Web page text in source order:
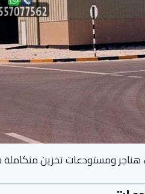
هناجر ومستودعات تخزين